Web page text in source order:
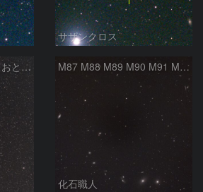
サザンクロス
マルカリアンの銀河鎖 おとめ座・ かみのけ座の銀河 M87 M88 M89 M90 M91 M100 マルカリアンの銀河鎖 おとめ座 かみのけ座
化石職人